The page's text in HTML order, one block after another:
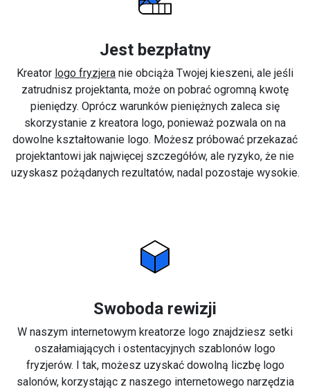
Jest bezpłatny
Kreator logo fryzjera nie obciąża Twojej kieszeni, ale jeśli
zatrudnisz projektanta, może on pobrać ogromną kwotę
pieniędzy. Oprócz warunków pieniężnych zaleca się
skorzystanie z kreatora logo, ponieważ pozwala on na
dowolne kształtowanie logo. Możesz próbować przekazać
projektantowi jak najwięcej szczegółów, ale ryzyko, że nie
uzyskasz pożądanych rezultatów, nadal pozostaje wysokie.
Swoboda rewizji
W naszym internetowym kreatorze logo znajdziesz setki
oszałamiających i ostentacyjnych szablonów logo
fryzjerów. I tak, możesz uzyskać dowolną liczbę logo
salonów, korzystając z naszego internetowego narzędzia